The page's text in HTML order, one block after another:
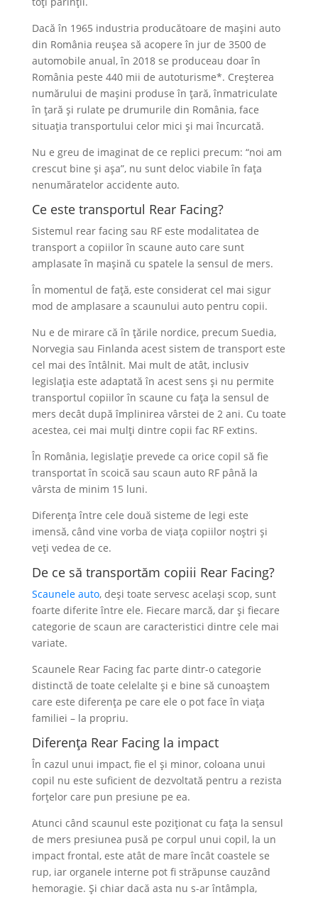
Dacă în 1965 industria producătoare de mașini auto
din România reușea să acopere în jur de 3500 de
automobile anual, în 2018 se produceau doar în
România peste 440 mii de autoturisme*. Creșterea
numărului de mașini produse în țară, înmatriculate
în țară și rulate pe drumurile din România, face
situația transportului celor mici și mai încurcată.
Nu e greu de imaginat de ce replici precum: “noi am
crescut bine și așa”, nu sunt deloc viabile în fața
nenumăratelor accidente auto.
Ce este transportul Rear Facing?
Sistemul rear facing sau RF este modalitatea de
transport a copiilor în scaune auto care sunt
amplasate în mașină cu spatele la sensul de mers.
În momentul de față, este considerat cel mai sigur
mod de amplasare a scaunului auto pentru copii.
Nu e de mirare că în țările nordice, precum Suedia,
Norvegia sau Finlanda acest sistem de transport este
cel mai des întâlnit. Mai mult de atât, inclusiv
legislația este adaptată în acest sens și nu permite
transportul copiilor în scaune cu fața la sensul de
mers decât după împlinirea vârstei de 2 ani. Cu toate
acestea, cei mai mulți dintre copii fac RF extins.
În România, legislație prevede ca orice copil să fie
transportat în scoică sau scaun auto RF până la
vârsta de minim 15 luni.
Diferența între cele două sisteme de legi este
imensă, când vine vorba de viața copiilor noștri și
veți vedea de ce.
De ce să transportăm copiii Rear Facing?
Scaunele auto, deși toate servesc același scop, sunt
foarte diferite între ele. Fiecare marcă, dar și fiecare
categorie de scaun are caracteristici dintre cele mai
variate.
Scaunele Rear Facing fac parte dintr-o categorie
distinctă de toate celelalte și e bine să cunoaștem
care este diferența pe care ele o pot face în viața
familiei – la propriu.
Diferența Rear Facing la impact
În cazul unui impact, fie el și minor, coloana unui
copil nu este suficient de dezvoltată pentru a rezista
forțelor care pun presiune pe ea.
Atunci când scaunul este poziționat cu fața la sensul
de mers presiunea pusă pe corpul unui copil, la un
impact frontal, este atât de mare încât coastele se
rup, iar organele interne pot fi străpunse cauzând
hemoragie. Și chiar dacă asta nu s-ar întâmpla,